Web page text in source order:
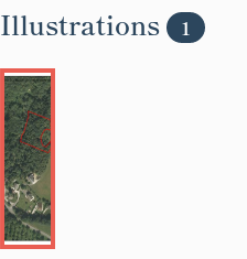
Illustrations 1